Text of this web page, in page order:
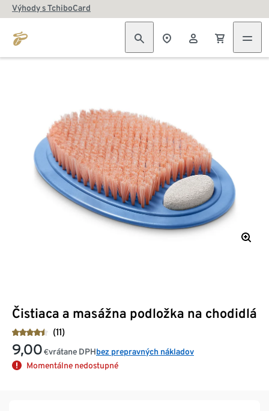
Výhody s TchiboCard
Čistiaca a masážna podložka na chodidlá
(11)
9,00 €vrátane DPHbez prepravných nákladov
Momentálne nedostupné